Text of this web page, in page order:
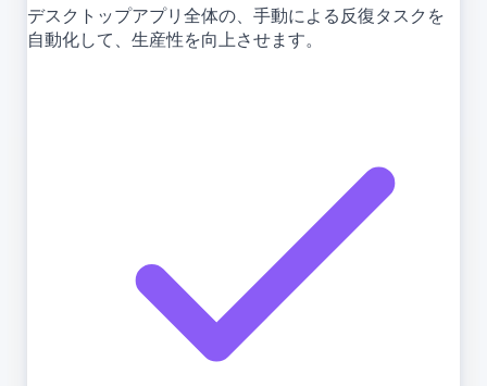
デスクトップアプリ全体の、手動による反復タスクを
自動化して、生産性を向上させます。